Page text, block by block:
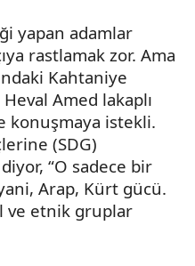
yapan adamlar
rastlamak zor. Ama
Kahtaniye
Heval Amed lakaplı
konuşmaya istekli.
(SDG)
diyor, “O sadece bir
Arap, Kürt gücü.
ve etnik gruplar